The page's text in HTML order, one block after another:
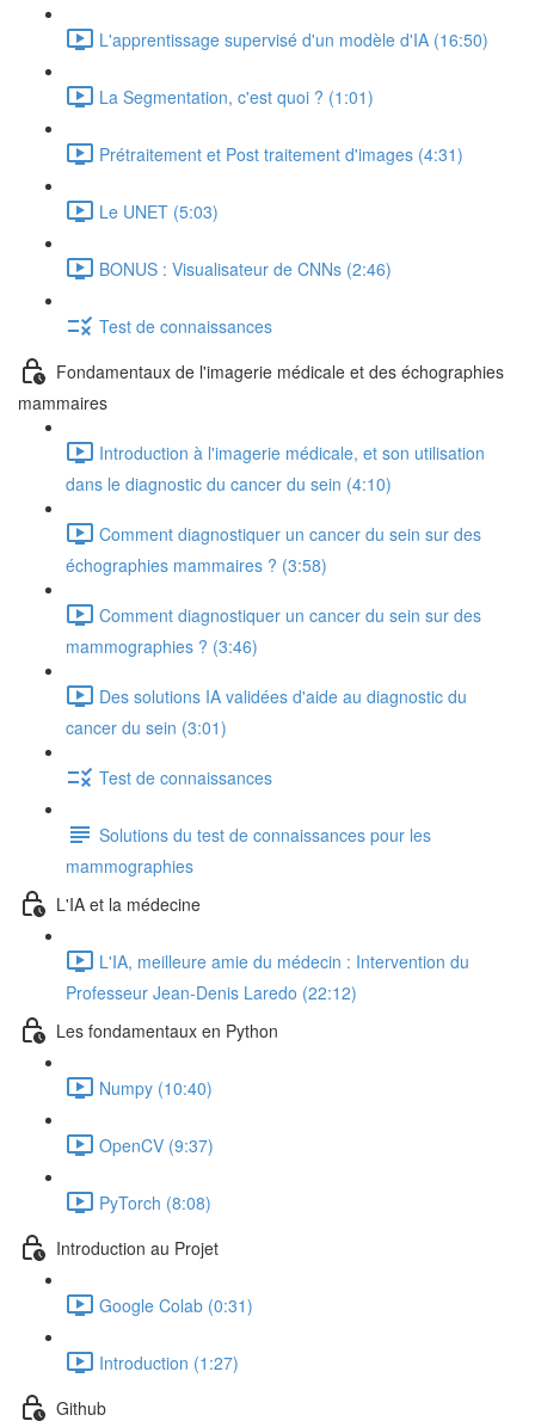
L'apprentissage supervisé d'un modèle d'IA (16:50)
La Segmentation, c'est quoi ? (1:01)
Prétraitement et Post traitement d'images (4:31)
Le UNET (5:03)
BONUS : Visualisateur de CNNs (2:46)
Test de connaissances
Fondamentaux de l'imagerie médicale et des échographies
mammaires
Introduction à l'imagerie médicale, et son utilisation
dans le diagnostic du cancer du sein (4:10)
Comment diagnostiquer un cancer du sein sur des
échographies mammaires ? (3:58)
Comment diagnostiquer un cancer du sein sur des
mammographies ? (3:46)
Des solutions IA validées d'aide au diagnostic du
cancer du sein (3:01)
Test de connaissances
Solutions du test de connaissances pour les
mammographies
L'IA et la médecine
L'IA, meilleure amie du médecin : Intervention du
Professeur Jean-Denis Laredo (22:12)
Les fondamentaux en Python
Numpy (10:40)
OpenCV (9:37)
PyTorch (8:08)
Introduction au Projet
Google Colab (0:31)
Introduction (1:27)
Github